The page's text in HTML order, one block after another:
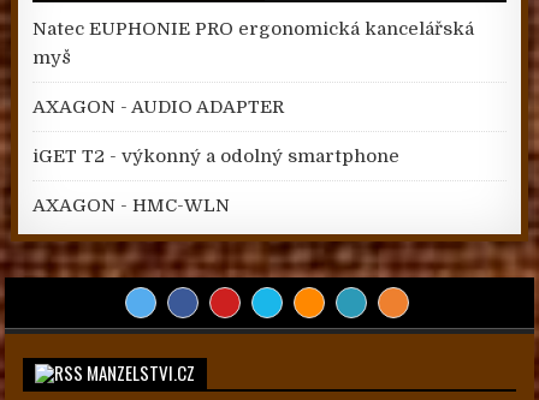
Natec EUPHONIE PRO ergonomická kancelářská
myš
AXAGON - AUDIO ADAPTER
iGET T2 - výkonný a odolný smartphone
AXAGON - HMC-WLN
MANZELSTVI.CZ